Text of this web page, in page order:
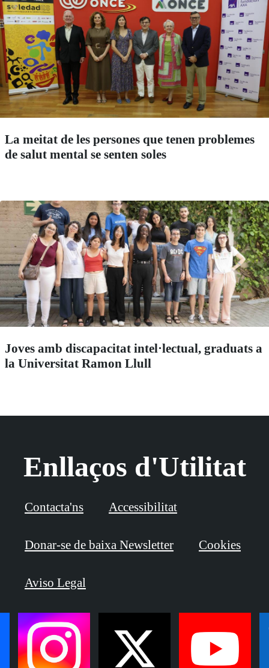
La meitat de les persones que tenen problemes
de salut mental se senten soles
Joves amb discapacitat intel·lectual, graduats a
la Universitat Ramon Llull
Enllaços d'Utilitat
Contacta'ns Accessibilitat
Donar-se de baixa Newsletter Cookies
Aviso Legal